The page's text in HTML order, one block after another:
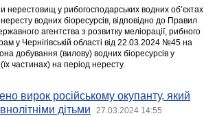
нерестовищ у рибогосподарських водних об’єктах
водних біоресурсів, відповідно до Правил
агентства з розвитку меліорації, рибного
у Чернігівській області від 22.03.2024 №45 на
добування (вилову) водних біоресурсів у
частинах) на період нересту.
вирок російському окупанту, який
дітьми
27.03.2024 14:55